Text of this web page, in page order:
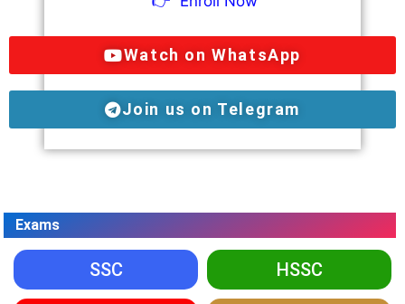
Watch on WhatsApp
Join us on Telegram
Exams
SSC HSSC